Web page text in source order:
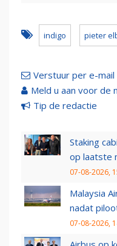
indigo pieter
Verstuur per e-mail
Meld u aan voor de
Tip de redactie
Staking
op laatste
07-08-2026,
Malaysia
nadat
07-08-2026,